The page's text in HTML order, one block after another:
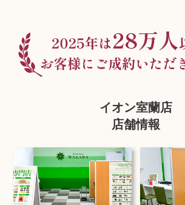
イオン室蘭店
店舗情報